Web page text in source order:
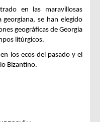
en las maravillosas
georgiana, se han elegido
geográficas de Georgia
litúrgicos.
los ecos del pasado y el
Bizantino.